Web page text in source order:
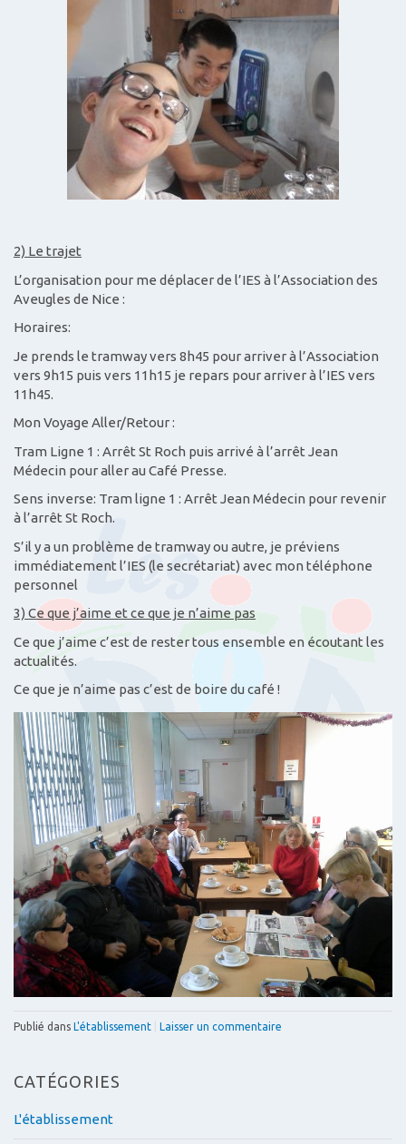
2) Le trajet
L’organisation pour me déplacer de l’IES à l’Association des
Aveugles de Nice :
Horaires:
Je prends le tramway vers 8h45 pour arriver à l’Association
vers 9h15 puis vers 11h15 je repars pour arriver à l’IES vers
11h45.
Mon Voyage Aller/Retour :
Tram Ligne 1 : Arrêt St Roch puis arrivé à l’arrêt Jean
Médecin pour aller au Café Presse.
Sens inverse: Tram ligne 1 : Arrêt Jean Médecin pour revenir
à l’arrêt St Roch.
S’il y a un problème de tramway ou autre, je préviens
immédiatement l’IES (le secrétariat) avec mon téléphone
personnel
3) Ce que j’aime et ce que je n’aime pas
Ce que j’aime c’est de rester tous ensemble en écoutant les
actualités.
Ce que je n’aime pas c’est de boire du café !
Publié dans L'établissement Laisser un commentaire
CATÉGORIES
L'établissement